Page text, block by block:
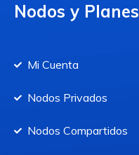
Nodos y Planes
Mi Cuenta
Nodos Privados
Nodos Compartidos